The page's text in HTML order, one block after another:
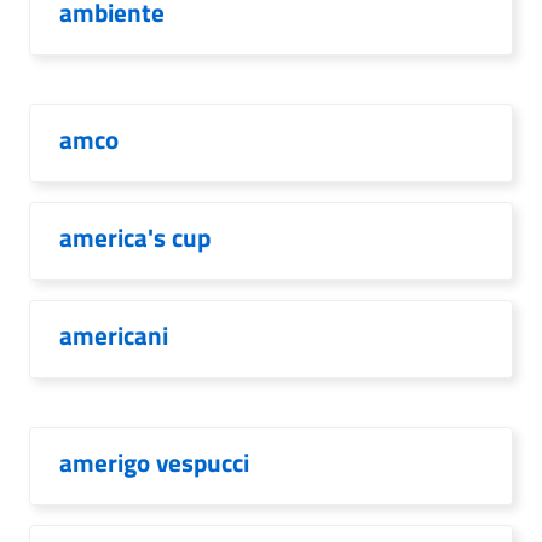
ambiente
amco
america's cup
americani
amerigo vespucci